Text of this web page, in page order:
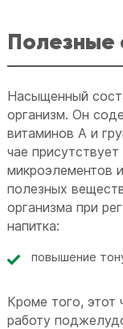
Полезные
Насыщенный
организм. Он
витаминов А и
чае
микроэлементов
полезных
организма при
напитка:
повышение
Кроме того, этот
работу